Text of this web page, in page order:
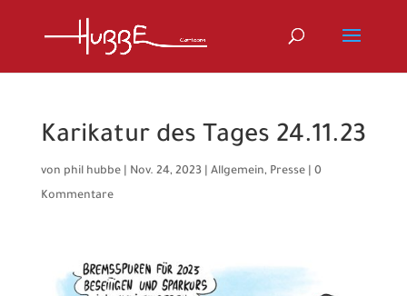
Karikatur des Tages 24.11.23
von phil hubbe| Nov. 24, 2023| Allgemein, Presse| 0
Kommentare